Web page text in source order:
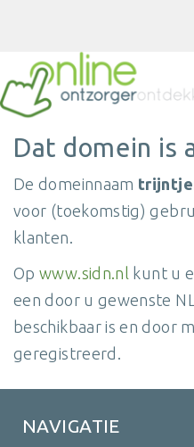
Dat domein is
De domeinnaam
voor (toekomstig)
klanten.
Opwww.sidn.nl kunt u
een door u gewenste
beschikbaar is en door
geregistreerd.
NAVIGATIE